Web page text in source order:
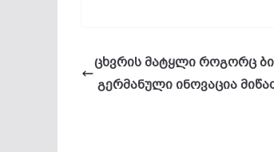
ცხვრის მატყლი როგორც
გერმანული ინოვაცია